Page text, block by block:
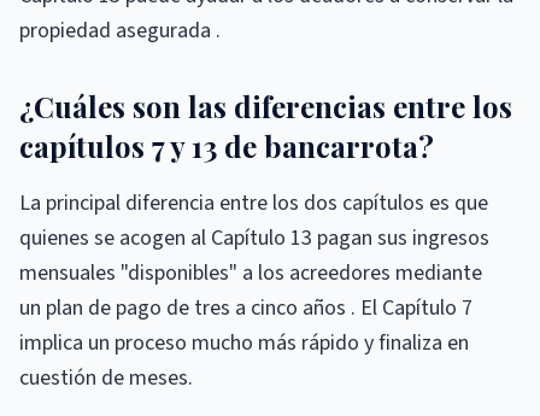
propiedad asegurada .
¿Cuáles son las diferencias entre los
capítulos 7 y 13 de bancarrota?
La principal diferencia entre los dos capítulos es que
quienes se acogen al Capítulo 13 pagan sus ingresos
mensuales "disponibles" a los acreedores mediante
un plan de pago de tres a cinco años . El Capítulo 7
implica un proceso mucho más rápido y finaliza en
cuestión de meses.